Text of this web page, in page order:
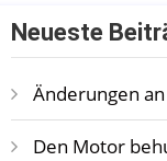
Neueste
Änderungen
Den Motor